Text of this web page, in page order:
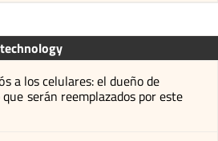
a los celulares: el dueño de
serán reemplazados por este